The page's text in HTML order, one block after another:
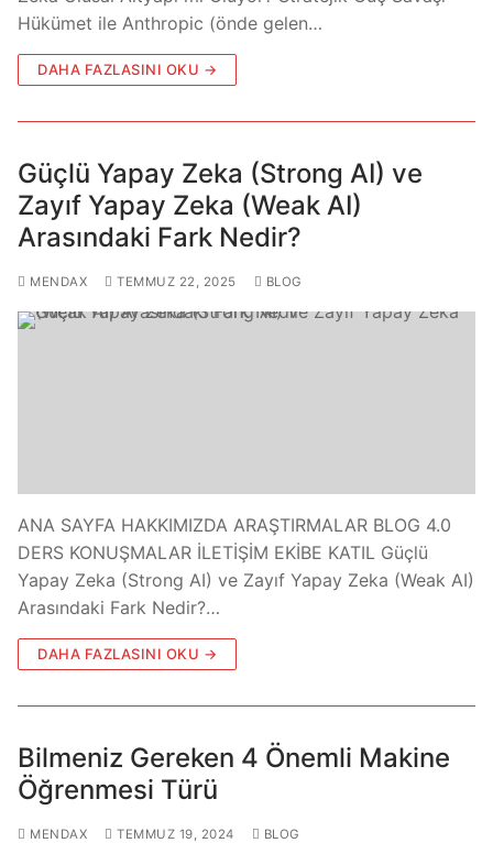
Hükümet ile Anthropic (önde gelen…
DAHA FAZLASINI OKU →
Güçlü Yapay Zeka (Strong AI) ve
Zayıf Yapay Zeka (Weak AI)
Arasındaki Fark Nedir?
MENDAX TEMMUZ 22, 2025 BLOG
ANA SAYFA HAKKIMIZDA ARAŞTIRMALAR BLOG 4.0
DERS KONUŞMALAR İLETİŞİM EKİBE KATIL Güçlü
Yapay Zeka (Strong AI) ve Zayıf Yapay Zeka (Weak AI)
Arasındaki Fark Nedir?…
DAHA FAZLASINI OKU →
Bilmeniz Gereken 4 Önemli Makine
Öğrenmesi Türü
MENDAX TEMMUZ 19, 2024 BLOG